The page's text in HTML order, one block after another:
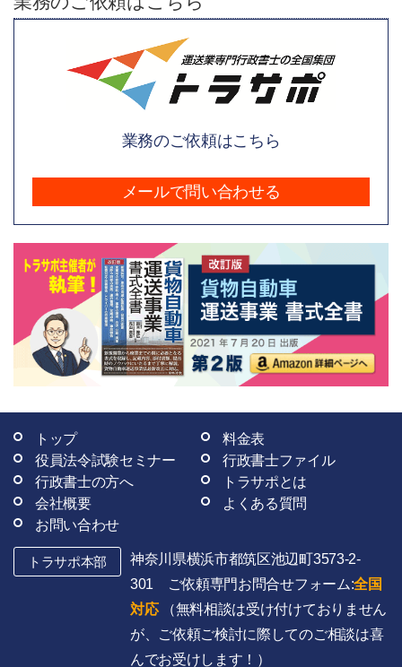
業務のご依頼はこちら
メールで問い合わせる
トップ
料金表
役員法令試験セミナー
行政書士ファイル
行政書士の方へ
トラサポとは
会社概要
よくある質問
お問い合わせ
トラサポ本部
神奈川県横浜市都筑区池辺町3573-2-
301 ご依頼専門お問合せフォーム:全国
対応（無料相談は受け付けておりません
が、ご依頼ご検討に際してのご相談は喜
んでお受けします！）